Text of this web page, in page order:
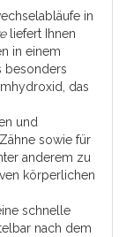
in
liefert Ihnen
in einem
besonders
das
und
sowie für
anderem zu
körperlichen
schnelle
nach dem